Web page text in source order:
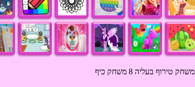
משחק טירוף בעליה 8 משחק כיף